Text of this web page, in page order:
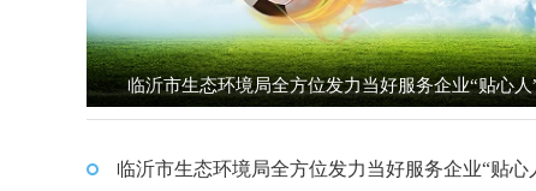
临沂市生态环境局全方位发力当好服务企业“贴心人
临沂市生态环境局全方位发力当好服务企业“贴心